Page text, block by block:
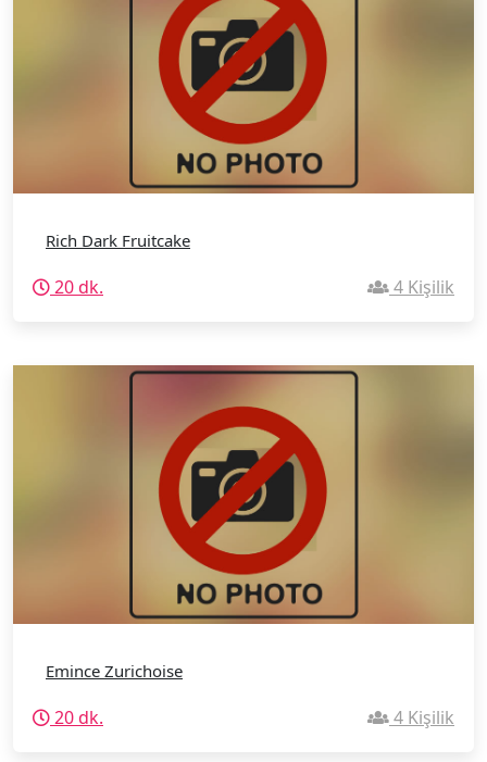
Rich Dark Fruitcake
20 dk. 4 Kişilik
Emince Zurichoise
20 dk. 4 Kişilik